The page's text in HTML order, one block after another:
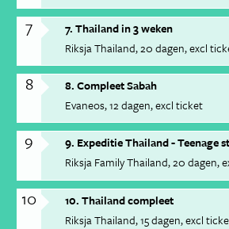
7
7. Thailand in 3 weken
Riksja Thailand 20 dagen excl
8
8. Compleet Sabah
Evaneos 12 dagen excl ticket
9
9. Expeditie Thailand - Teenage
Riksja Family Thailand 20 dagen
10
10. Thailand compleet
Riksja Thailand 15 dagen excl